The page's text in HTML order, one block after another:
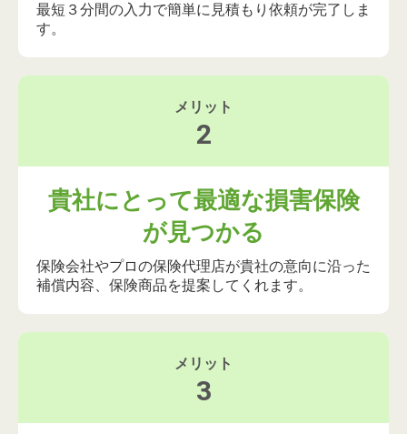
最短３分間の入力で簡単に見積もり依頼が完了しま
す。
メリット
2
貴社にとって最適な損害保険
が見つかる
保険会社やプロの保険代理店が貴社の意向に沿った
補償内容、保険商品を提案してくれます。
メリット
3